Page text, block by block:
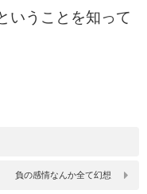
いうことを知って
負の感情なんか全て幻想